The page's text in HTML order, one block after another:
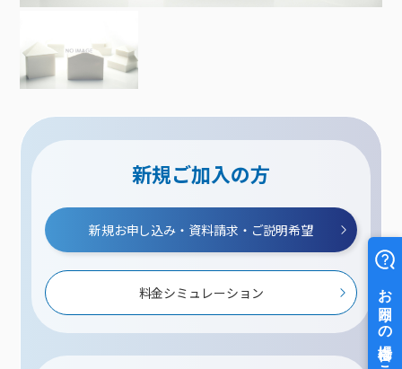
新規ご加入の方
新規お申し込み・資料請求・ご説明希望
料金シミュレーション